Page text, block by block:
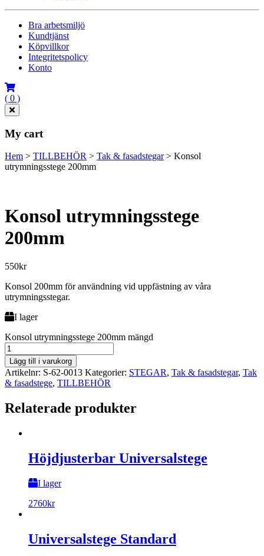
Bra arbetsmiljö
Kundtjänst
Köpvillkor
Integritetspolicy
Konto
( 0 )
My cart
Hem > TILLBEHÖR > Tak & fasadstegar> Konsol
utrymningsstege 200mm
Konsol utrymningsstege
200mm
550kr
Konsol 200mm för användning vid uppfästning av våra
utrymningsstegar.
I lager
Konsol utrymningsstege 200mm mängd
Lägg till i varukorg
Artikelnr: S-62-0013 Kategorier: STEGAR, Tak & fasadstegar, Tak
& fasadstege, TILLBEHÖR
Relaterade produkter
Höjdjusterbar Universalstege
I lager
2760kr
Universalstege Standard